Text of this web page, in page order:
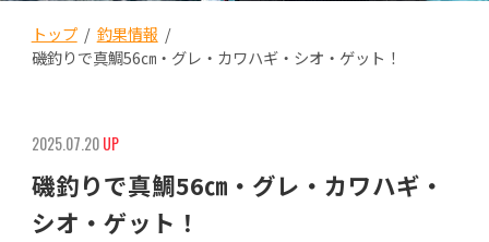
トップ/ 釣果情報 /
磯釣りで真鯛56㎝・グレ・カワハギ・シオ・ゲット！
2025.07.20UP
磯釣りで真鯛56㎝・グレ・カワハギ・
シオ・ゲット！